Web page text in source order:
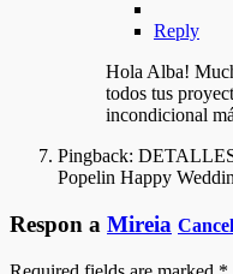
Reply
Hola Alba!
todos tus
incondicional
Pingback:
Popelin Happy
Respon a Mireia